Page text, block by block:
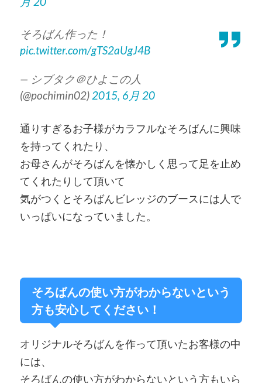
そろばん作った！
pic.twitter.com/gTS2aUgJ4B
— シブタク＠ひよこの人
(@pochimin02) 2015, 6月 20
通りすぎるお子様がカラフルなそろばんに興味
を持ってくれたり、
お母さんがそろばんを懐かしく思って足を止め
てくれたりして頂いて
気がつくとそろばんビレッジのブースには人で
いっぱいになっていました。
そろばんの使い方がわからないという
方も安心してください！
オリジナルそろばんを作って頂いたお客様の中
には、
そろばんの使い方がわからないという方もいら